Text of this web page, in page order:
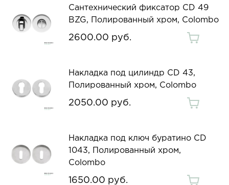
Сантехнический фиксатор CD 49
BZG, Полированный хром, Colombo
2600.00 руб.
Накладка под цилиндр CD 43,
Полированный хром, Colombo
2050.00 руб.
Накладка под ключ буратино CD
1043, Полированный хром,
Colombo
1650.00 руб.